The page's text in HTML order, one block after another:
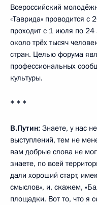
Всероссийский
«Таврида» проводится с
проходит с 1 июля по 24
около трёх тысяч
стран. Целью форума
профессиональных
культуры.
* * *
В.Путин: Знаете, у нас
выступлений, тем не
вам добрые слова не
знаете, по всей
дали хороший старт,
смыслов», и, скажем,
площадки. Вот то, что я